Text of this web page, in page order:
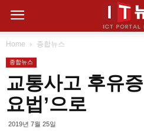
Home 종합뉴스
종합뉴스
교통사고 후유
요법’으로
2019년 7월 25일